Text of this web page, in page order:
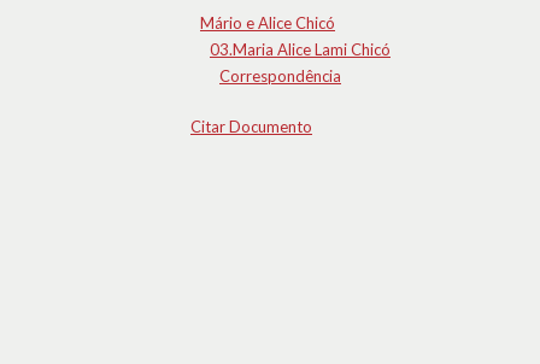
Mário e Alice Chicó
03.Maria Alice Lami Chicó
Correspondência
Citar Documento